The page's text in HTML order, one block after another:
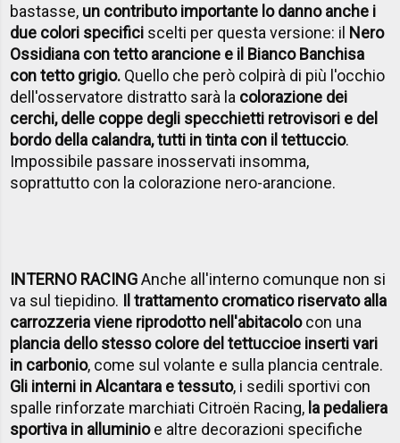
bastasse, un contributo importante lo danno anche i
due colori specifici scelti per questa versione: il Nero
Ossidiana con tetto arancione e il Bianco Banchisa
con tetto grigio. Quello che però colpirà di più l'occhio
dell'osservatore distratto sarà la colorazione dei
cerchi, delle coppe degli specchietti retrovisori e del
bordo della calandra, tutti in tinta con il tettuccio.
Impossibile passare inosservati insomma,
soprattutto con la colorazione nero-arancione.
INTERNO RACINGAnche all'interno comunque non si
va sul tiepidino. Il trattamento cromatico riservato alla
carrozzeria viene riprodotto nell'abitacolocon una
plancia dello stesso colore del tettuccioe inserti vari
in carbonio, come sul volante e sulla plancia centrale.
Gli interni in Alcantara e tessuto, i sedili sportivi con
spalle rinforzate marchiati Citroën Racing, la pedaliera
sportiva in alluminioe altre decorazioni specifiche